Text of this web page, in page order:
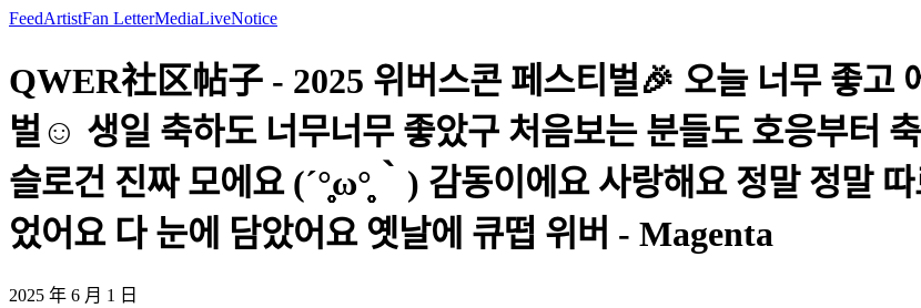
FeedArtistFan LetterMediaLiveNotice
QWER社区帖子 - 2025 위버스콘 페스티벌🎉 오늘 너무 좋고
벌☺️ 생일 축하도 너무너무 좋았구 처음보는 분들도 호응부터
슬로건 진짜 모에요 (´°̥̥̥̥̥̥̥̥ω°̥̥̥̥̥̥̥̥｀) 감동이에요 사랑해요 정말 정말
었어요 다 눈에 담았어요 옛날에 큐떱 위버 - Magenta
2025 年 6 月 1 日